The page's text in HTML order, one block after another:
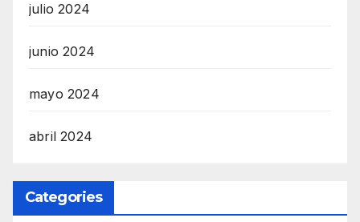
julio 2024
junio 2024
mayo 2024
abril 2024
Categories